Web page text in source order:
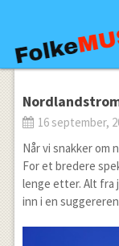
16 september,
Når vi snakker om
For et bredere
lenge etter. Alt fra
inn i en